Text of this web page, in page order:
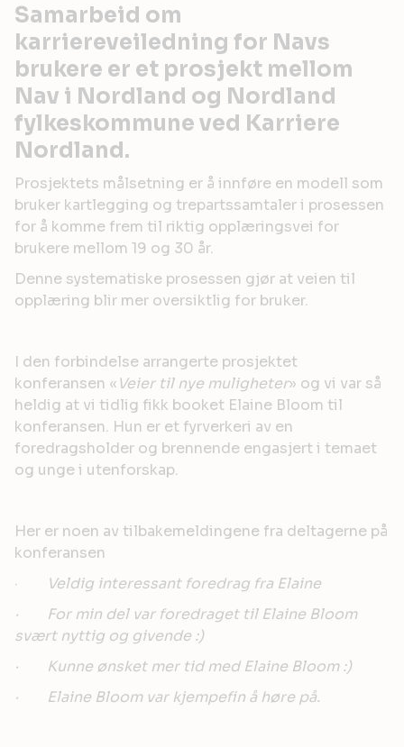
Samarbeid om
karriereveiledning for Navs
brukere er et prosjekt mellom
Nav i Nordland og Nordland
fylkeskommune ved Karriere
Nordland.
Prosjektets målsetning er å innføre en modell som
bruker kartlegging og trepartssamtaler i prosessen
for å komme frem til riktig opplæringsvei for
brukere mellom 19 og 30 år.
Denne systematiske prosessen gjør at veien til
opplæring blir mer oversiktlig for bruker.
I den forbindelse arrangerte prosjektet
konferansen «Veier til nye muligheter» og vi var så
heldig at vi tidlig fikk booket Elaine Bloom til
konferansen. Hun er et fyrverkeri av en
foredragsholder og brennende engasjert i temaet
og unge i utenforskap.
Her er noen av tilbakemeldingene fra deltagerne på
konferansen
·
Veldig interessant foredrag fra Elaine
· For min del var foredraget til Elaine Bloom
svært nyttig og givende :)
· Kunne ønsket mer tid med Elaine Bloom :)
· Elaine Bloom var kjempefin å høre på.